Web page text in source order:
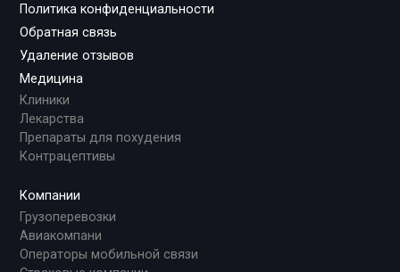
Политика конфиденциальности
Обратная связь
Удаление отзывов
Медицина
Клиники
Лекарства
Препараты для похудения
Контрацептивы
Компании
Грузоперевозки
Авиакомпани
Операторы мобильной связи